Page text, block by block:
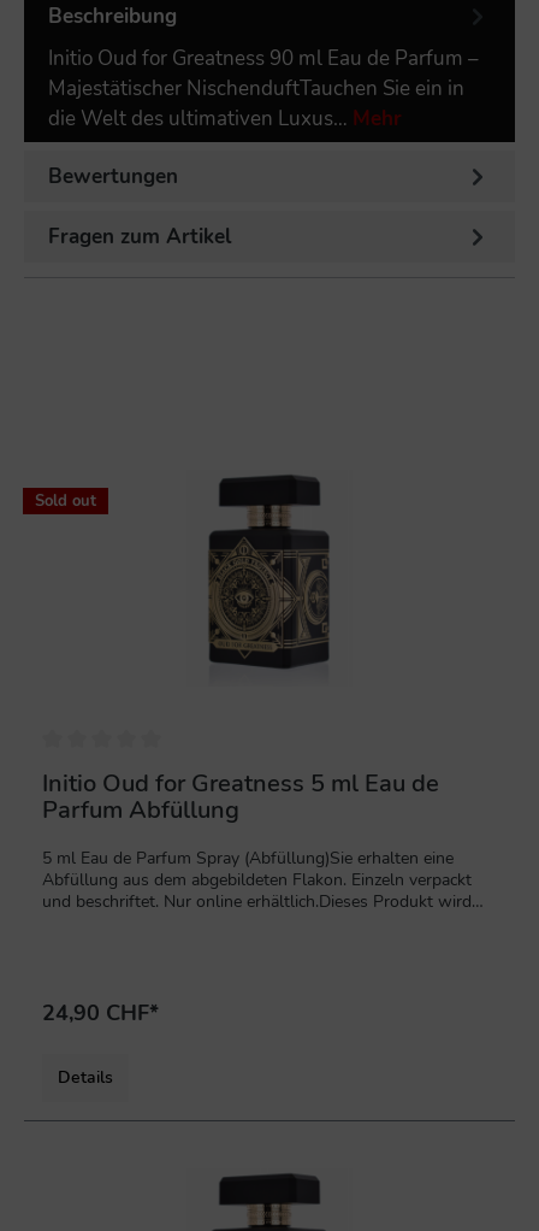
Beschreibung
Initio Oud for Greatness 90 ml Eau de Parfum –
Majestätischer NischenduftTauchen Sie ein in
die Welt des ultimativen Luxus… Mehr
Bewertungen
Fragen zum Artikel
Sold out
Initio Oud for Greatness 5 ml Eau de
Parfum Abfüllung
5 ml Eau de Parfum Spray (Abfüllung)Sie erhalten eine
Abfüllung aus dem abgebildeten Flakon. Einzeln verpackt
und beschriftet. Nur online erhältlich.Dieses Produkt wird
24,90 CHF*
Details